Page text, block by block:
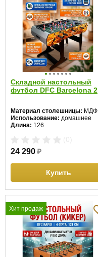
Складной настольный
футбол DFC Barcelona 2
Материал столешницы: МДФ
Использование: домашнее
Длина: 126
24 290₽
Купить
Хит продаж